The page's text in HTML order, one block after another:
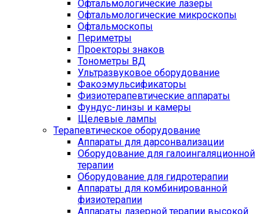
Офтальмологические лазеры
Офтальмологические микроскопы
Офтальмоскопы
Периметры
Проекторы знаков
Тонометры ВД
Ультразвуковое оборудование
Факоэмульсификаторы
Физиотерапевтические аппараты
Фундус-линзы и камеры
Щелевые лампы
Терапевтическое оборудование
Аппараты для дарсонвализации
Оборудование для галоингаляционной
терапии
Оборудование для гидротерапии
Аппараты для комбинированной
физиотерапии
Аппараты лазерной терапии высокой